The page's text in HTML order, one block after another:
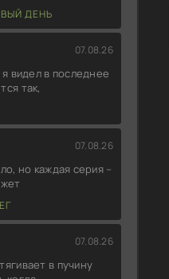
ДЕНЬ
07.08.26
видел в последнее
так,
07.08.26
но каждая серия –
07.08.26
в пучину